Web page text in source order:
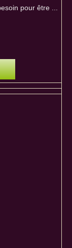
pour être ...